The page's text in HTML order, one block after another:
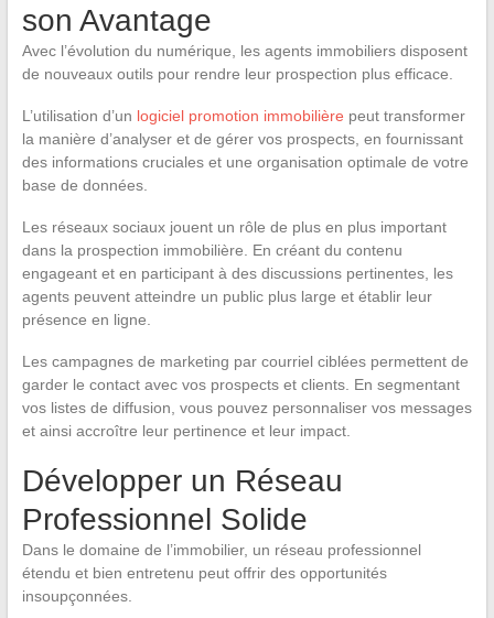
son Avantage
Avec l’évolution du numérique, les agents immobiliers disposent
de nouveaux outils pour rendre leur prospection plus efficace.
L’utilisation d’un logiciel promotion immobilière peut transformer
la manière d’analyser et de gérer vos prospects, en fournissant
des informations cruciales et une organisation optimale de votre
base de données.
Les réseaux sociaux jouent un rôle de plus en plus important
dans la prospection immobilière. En créant du contenu
engageant et en participant à des discussions pertinentes, les
agents peuvent atteindre un public plus large et établir leur
présence en ligne.
Les campagnes de marketing par courriel ciblées permettent de
garder le contact avec vos prospects et clients. En segmentant
vos listes de diffusion, vous pouvez personnaliser vos messages
et ainsi accroître leur pertinence et leur impact.
Développer un Réseau
Professionnel Solide
Dans le domaine de l’immobilier, un réseau professionnel
étendu et bien entretenu peut offrir des opportunités
insoupçonnées.